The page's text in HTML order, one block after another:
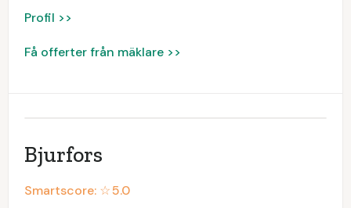
Profil >>
Få offerter från mäklare >>
Bjurfors
Smartscore: ☆5.0